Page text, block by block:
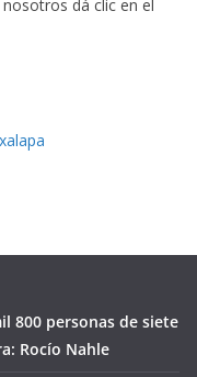
dá clic en el
800 personas de siete
Rocío Nahle